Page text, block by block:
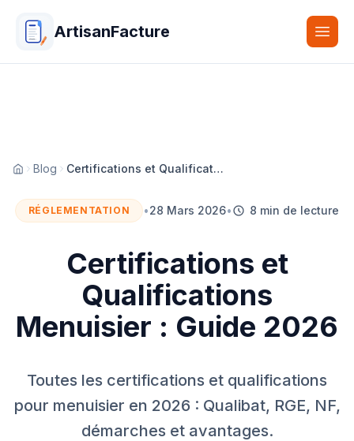
ArtisanFacture
Accueil
Blog Certifications et Qualifications Menuisier : Guide 2026
RÉGLEMENTATION •28 Mars 2026• 8 min de lecture
Certifications et
Qualifications
Menuisier : Guide 2026
Toutes les certifications et qualifications
pour menuisier en 2026 : Qualibat, RGE, NF,
démarches et avantages.